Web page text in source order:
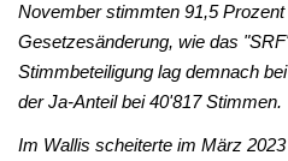
November stimmten 91,5
Gesetzesänderung, wie das
Stimmbeteiligung lag demnach
der Ja-Anteil bei 40'817 Stimmen.
Im Wallis scheiterte im März